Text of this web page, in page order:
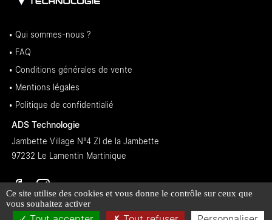
• Qui sommes-nous ?
• FAQ
• Conditions générales de vente
• Mentions légales
• Politique de confidentialié
ADS Technologie
Jambette Village N°4 ZI de la Jambette
97232 Le Lamentin Martinique
Ce site utilise des cookies et vous donne le contrôle sur ceux que
vous souhaitez activer